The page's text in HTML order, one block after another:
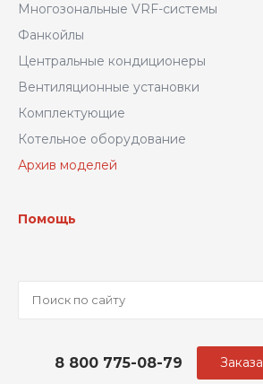
Многозональные VRF-системы
Фанкойлы
Центральные кондиционеры
Вентиляционные установки
Комплектующие
Котельное оборудование
Архив моделей
Помощь
8 800 775-08-79